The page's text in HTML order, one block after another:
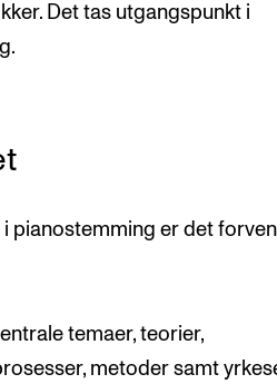
Det tas utgangspunkt i
pianostemming er det
temaer, teorier,
metoder samt